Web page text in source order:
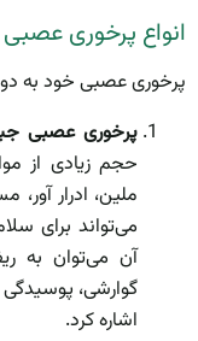
انواع پرخوری عصبی
پرخوری عصبی خود به
پرخوری عصبی
حجم زیادی از
ملین، ادرار
می‌تواند برای
آن می‌توان به
گوارشی،
اشاره کرد.